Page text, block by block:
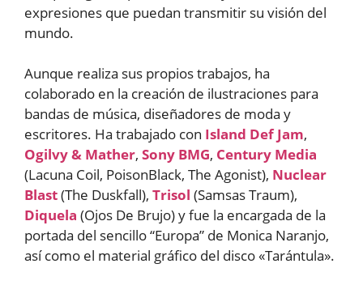
expresiones que puedan transmitir su visión del
mundo.
Aunque realiza sus propios trabajos, ha
colaborado en la creación de ilustraciones para
bandas de música, diseñadores de moda y
escritores. Ha trabajado con Island Def Jam,
Ogilvy & Mather, Sony BMG, Century Media
(Lacuna Coil, PoisonBlack, The Agonist), Nuclear
Blast(The Duskfall), Trisol (Samsas Traum),
Diquela (Ojos De Brujo) y fue la encargada de la
portada del sencillo “Europa” de Monica Naranjo,
así como el material gráfico del disco «Tarántula».